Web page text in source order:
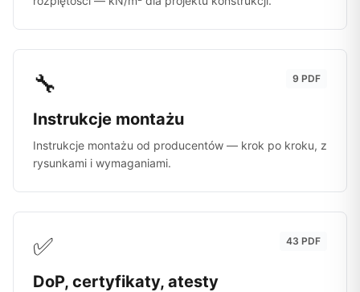
🔧 9 PDF
Instrukcje montażu
Instrukcje montażu od producentów — krok po kroku, z
rysunkami i wymaganiami.
✅ 43 PDF
DoP, certyfikaty, atesty